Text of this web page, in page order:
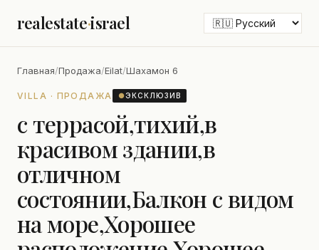
realestate·israel
Главная/Продажа/Eilat/Шахамон 6
VILLA · ПРОДАЖА ●ЭКСКЛЮЗИВ
с террасой,тихий,в
красивом здании,в
отличном
состоянии,Балкон с видом
на море,Хорошее